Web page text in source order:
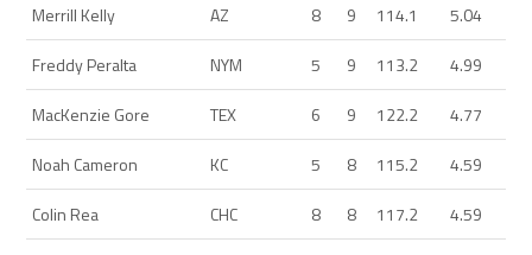
Merrill Kelly
AZ 8 9 114.1
5.04
Freddy Peralta
NYM 5 9 113.2
4.99
MacKenzie Gore
TEX 6 9 122.2
4.77
Noah Cameron
KC 5 8 115.2
4.59
Colin Rea
CHC 8 8 117.2 4.59